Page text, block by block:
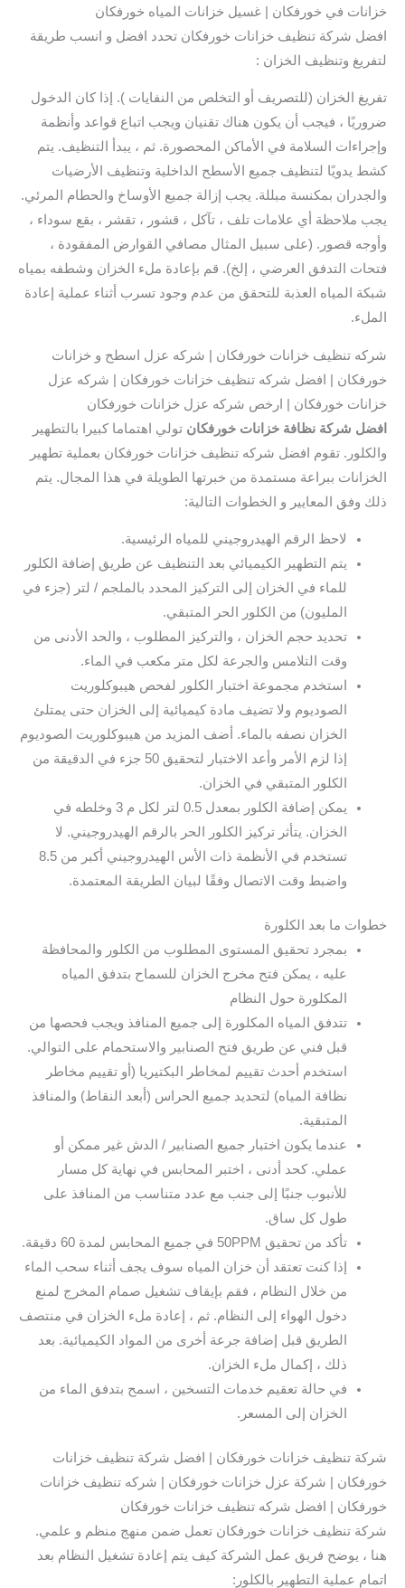
خزانات في خورفكان | غسيل خزانات المياه خورفكان
افضل شركة تنظيف خزانات خورفكان تحدد افضل و انسب طريقة
لتفريغ وتنظيف الخزان :
تفريغ الخزان (للتصريف أو التخلص من النفايات ). إذا كان الدخول
ضروريًا ، فيجب أن يكون هناك تقنيان ويجب اتباع قواعد وأنظمة
وإجراءات السلامة في الأماكن المحصورة. ثم ، يبدأ التنظيف. يتم
كشط يدويًا لتنظيف جميع الأسطح الداخلية وتنظيف الأرضيات
والجدران بمكنسة مبللة. يجب إزالة جميع الأوساخ والحطام المرئي.
يجب ملاحظة أي علامات تلف ، تآكل ، قشور ، تقشر ، بقع سوداء ،
وأوجه قصور. (على سبيل المثال مصافي القوارض المفقودة ،
فتحات التدفق العرضي ، إلخ). قم بإعادة ملء الخزان وشطفه بمياه
شبكة المياه العذبة للتحقق من عدم وجود تسرب أثناء عملية إعادة
الملء.
شركه تنظيف خزانات خورفكان | شركه عزل اسطح و خزانات
خورفكان | افضل شركه تنظيف خزانات خورفكان | شركه عزل
خزانات خورفكان | ارخص شركه عزل خزانات خورفكان
افضل شركة نظافة خزانات خورفكان تولي اهتماما كبيرا بالتطهير
والكلور. تقوم افضل شركه تنظيف خزانات خورفكان بعملية تطهير
الخزانات ببراعة مستمدة من خبرتها الطويلة في هذا المجال. يتم
ذلك وفق المعايير و الخطوات التالية:
لاحظ الرقم الهيدروجيني للمياه الرئيسية.
يتم التطهير الكيميائي بعد التنظيف عن طريق إضافة الكلور
للماء في الخزان إلى التركيز المحدد بالملجم / لتر (جزء في
المليون) من الكلور الحر المتبقي.
تحديد حجم الخزان ، والتركيز المطلوب ، والحد الأدنى من
وقت التلامس والجرعة لكل متر مكعب في الماء.
استخدم مجموعة اختبار الكلور لفحص هيبوكلوريت
الصوديوم ولا تضيف مادة كيميائية إلى الخزان حتى يمتلئ
الخزان نصفه بالماء. أضف المزيد من هيبوكلوريت الصوديوم
إذا لزم الأمر وأعد الاختبار لتحقيق 50 جزء في الدقيقة من
الكلور المتبقي في الخزان.
يمكن إضافة الكلور بمعدل 0.5 لتر لكل م 3 وخلطه في
الخزان. يتأثر تركيز الكلور الحر بالرقم الهيدروجيني. لا
تستخدم في الأنظمة ذات الأس الهيدروجيني أكبر من 8.5
واضبط وقت الاتصال وفقًا لبيان الطريقة المعتمدة.
خطوات ما بعد الكلورة
بمجرد تحقيق المستوى المطلوب من الكلور والمحافظة
عليه ، يمكن فتح مخرج الخزان للسماح بتدفق المياه
المكلورة حول النظام
تتدفق المياه المكلورة إلى جميع المنافذ ويجب فحصها من
قبل فني عن طريق فتح الصنابير والاستحمام على التوالي.
استخدم أحدث تقييم لمخاطر البكتيريا (أو تقييم مخاطر
نظافة المياه) لتحديد جميع الحراس (أبعد النقاط) والمنافذ
المتبقية.
عندما يكون اختبار جميع الصنابير / الدش غير ممكن أو
عملي. كحد أدنى ، اختبر المحابس في نهاية كل مسار
للأنبوب جنبًا إلى جنب مع عدد متناسب من المنافذ على
طول كل ساق.
تأكد من تحقيق 50PPM في جميع المحابس لمدة 60 دقيقة.
إذا كنت تعتقد أن خزان المياه سوف يجف أثناء سحب الماء
من خلال النظام ، فقم بإيقاف تشغيل صمام المخرج لمنع
دخول الهواء إلى النظام. ثم ، إعادة ملء الخزان في منتصف
الطريق قبل إضافة جرعة أخرى من المواد الكيميائية. بعد
ذلك ، إكمال ملء الخزان.
في حالة تعقيم خدمات التسخين ، اسمح بتدفق الماء من
الخزان إلى المسعر.
شركة تنظيف خزانات خورفكان | افضل شركة تنظيف خزانات
خورفكان | شركة عزل خزانات خورفكان | شركه تنظيف خزانات
خورفكان | افضل شركه تنظيف خزانات خورفكان
شركة تنظيف خزانات خورفكان تعمل ضمن منهج منظم و علمي.
هنا ، يوضح فريق عمل الشركة كيف يتم إعادة تشغيل النظام بعد
اتمام عملية التطهير بالكلور: